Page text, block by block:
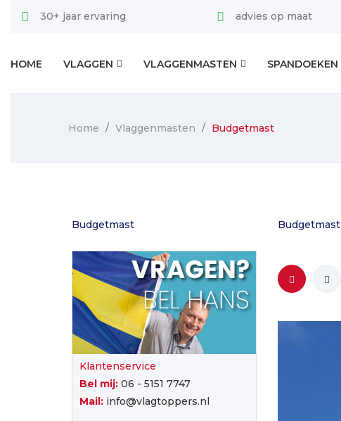
30+ jaar ervaring advies op maat
HOME VLAGGEN VLAGGENMASTEN SPANDOEKEN
Home Vlaggenmasten Budgetmast
Budgetmast
Klantenservice
Bel mij: 06 - 5151 7747
Mail: info@vlagtoppers.nl
Budgetmast